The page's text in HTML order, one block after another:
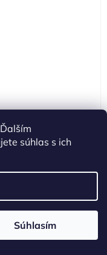
súhlas s ich
Súhlasím
č. 4.6 -